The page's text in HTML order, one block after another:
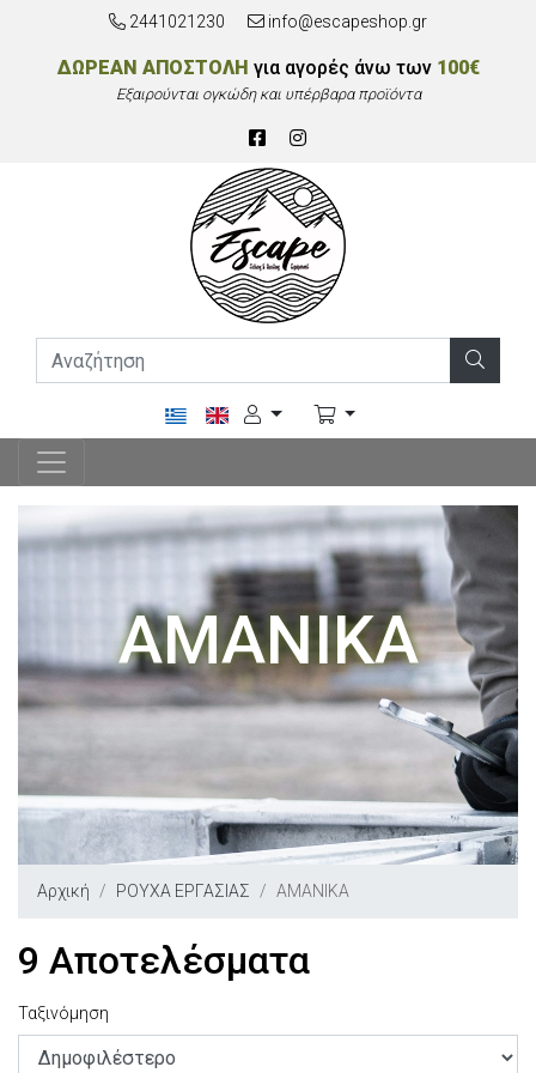
2441021230 info@escapeshop.gr
ΔΩΡΕΑΝ ΑΠΟΣΤΟΛΗ για αγορές άνω των 100€
Εξαιρούνται ογκώδη και υπέρβαρα προϊόντα
ΑΜΑΝΙΚΑ
Αρχική ΡΟΥΧΑ ΕΡΓΑΣΙΑΣ ΑΜΑΝΙΚΑ
9 Αποτελέσματα
Ταξινόμηση